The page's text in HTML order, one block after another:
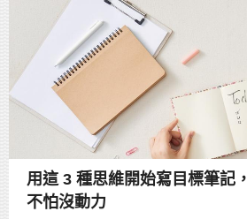
用這 3 種思維開始寫目標筆記
不怕沒動力